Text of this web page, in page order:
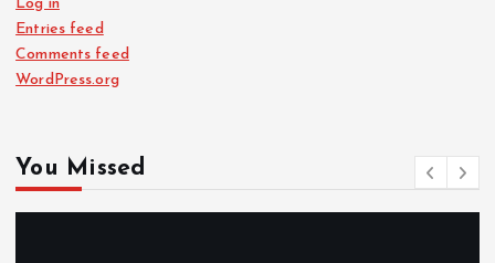
Log in
Entries feed
Comments feed
WordPress.org
You Missed